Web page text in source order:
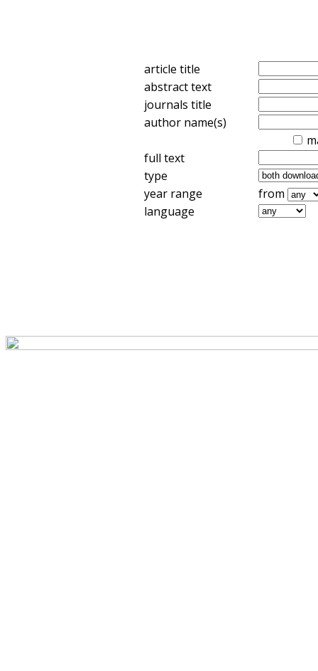
article title
abstract text
journals title
author name(s)
full text
type
year range
from
language